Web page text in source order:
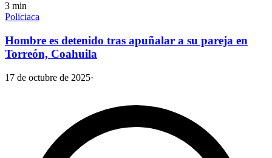
3 min
Policiaca
Hombre es detenido tras apuñalar a su pareja en
Torreón, Coahuila
17 de octubre de 2025·